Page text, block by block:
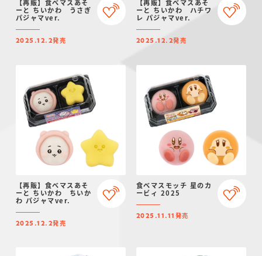
【再販】食べマスあそ
ーと ちいかわ うさぎ
パジャマver.
2025.12.2発売
【再販】食べマスあそ
ーと ちいかわ ハチワ
レ パジャマver.
2025.12.2発売
【再販】食べマスあそ
ーと ちいかわ ちいか
わ パジャマver.
2025.12.2発売
食べマスモッチ 星のカ
ービィ 2025
2025.11.11 発売